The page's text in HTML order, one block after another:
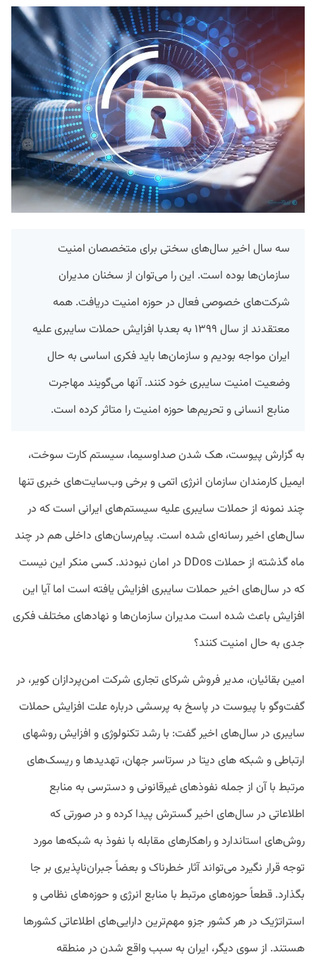
سه سال اخیر سال‌های سختی برای متخصصان امنیت
سازمان‌ها بوده است. این را می‌توان از سخنان مدیران
شرکت‌های خصوصی فعال در حوزه امنیت دریافت. همه
معتقدند از سال ۱۳۹۹ به بعدبا افزایش حملات سایبری علیه
ایران مواجه بودیم و سازمان‌ها باید فکری اساسی به حال
وضعیت امنیت سایبری خود کنند. آنها می‌گویند مهاجرت
منابع انسانی و تحریم‌ها حوزه امنیت را متاثر کرده است.
به گزارش پیوست، هک شدن صداوسیما، سیستم کارت سوخت،
ایمیل کارمندان سازمان انرژی اتمی و برخی وب‌سایت‌های خبری تنها
چند نمونه از حملات سایبری علیه سیستم‌های ایرانی است که در
سال‌های اخیر رسانه‌ای شده است. پیام‌رسان‌های داخلی هم در چند
ماه گذشته از حملات DDos در امان نبودند. کسی منکر این نیست
که در سال‌های اخیر حملات سایبری افزایش یافته است اما آیا این
افزایش باعث شده است مدیران سازمان‌ها و نهادهای مختلف فکری
جدی به حال امنیت کنند؟
امین بقائیان، مدیر فروش شرکای تجاری شرکت امن‌پردازان کویر، در
گفت‌وگو با پیوست در پاسخ به پرسشی درباره علت افزایش حملات
سایبری در سال‌های اخیر گفت: با رشد تکنولوژی و افزایش روشهای
ارتباطی و شبکه های دیتا در سرتاسر جهان، تهدیدها و ریسک‌های
مرتبط با آن از جمله نفوذهای غیرقانونی و دسترسی به منابع
اطلاعاتی در سال‌های اخیر گسترش پیدا کرده و در صورتی که
روش‌های استاندارد و راهکارهای مقابله با نفوذ به شبکه‌ها مورد
توجه قرار نگیرد می‌تواند آثار خطرناک و بعضاً جبران‌ناپذیری بر جا
بگذارد. قطعاً حوزه‌های مرتبط با منابع انرژی و حوزه‌های نظامی و
استراتژیک در هر کشور جزو مهم‌ترین دارایی‌های اطلاعاتی کشورها
هستند. از سوی دیگر، ایران به سبب واقع شدن در منطقه